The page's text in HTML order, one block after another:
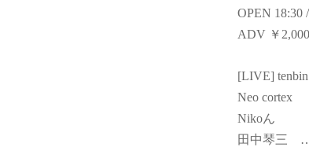
OPEN 18:30
ADV ￥
[LIVE]
Neo cortex
Nikoん
田中琴三